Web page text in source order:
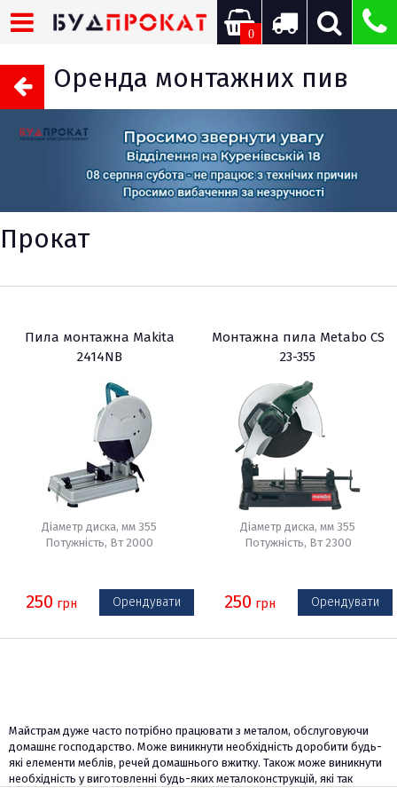
0
Оренда монтажних пив
Прокат
Пила монтажна Makita
2414NB
Діаметр диска, мм 355
Потужність, Вт 2000
250 грн Орендувати
Монтажна пила Metabo CS
23-355
Діаметр диска, мм 355
Потужність, Вт 2300
250 грн Орендувати
Майстрам дуже часто потрібно працювати з металом, обслуговуючи
домашнє господарство. Може виникнути необхідність доробити будь-
які елементи меблів, речей домашнього вжитку. Також може виникнути
необхідність у виготовленні будь-яких металоконструкцій, які так